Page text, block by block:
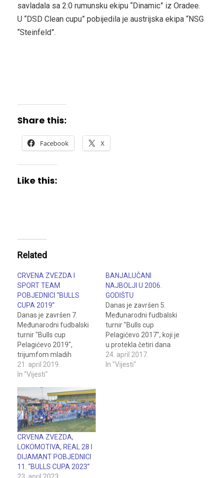
savladala sa 2:0 rumunsku ekipu “Dinamic” iz Oradee.
U “DSD Clean cupu” pobijedila je austrijska ekipa “NSG
“Steinfeld”.
Share this:
Facebook X
Like this:
Related
CRVENA ZVEZDA I
SPORT TEAM
POBJEDNICI “BULLS
CUPA 2019”
Danas je završen 7.
Međunarodni fudbalski
turnir "Bulls cup
Pelagićevo 2019",
trijumfom mladih
fudbalerea Crvene
zvezde iz Beograda, u
godišta i Sport teama iz
Banja Luke u 2009.
godištu. U konkurenciji
2007. Crvena zvezda je
pobijedila mađarsku
ekipu Szeged Grosics
Akademia sa 1:0, u
finalnom susretu,…
21. april 2019.
In "Vijesti"
BANJALUČANI
NAJBOLJI U 2006.
GODIŠTU
Danas je završen 5.
Međunarodni fudbalski
turnir "Bulls cup
Pelagićevo 2017", koji je
u protekla četiri dana
održan u Pelagićevu. Na
turniru za 2006. godište
24. april 2017.
In "Vijesti"
CRVENA ZVEZDA,
LOKOMOTIVA, REAL 28 I
DIJAMANT POBJEDNICI
11. “BULLS CUPA 2023”
23. april 2023.